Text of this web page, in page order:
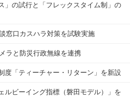
」の試行と「フレックスタイム制」の
窓口カスハラ対策を試験実施
ラと防災行政無線を連携
度「ティーチャー・リターン」を新設
ルビーイング指標（磐田モデル）」を